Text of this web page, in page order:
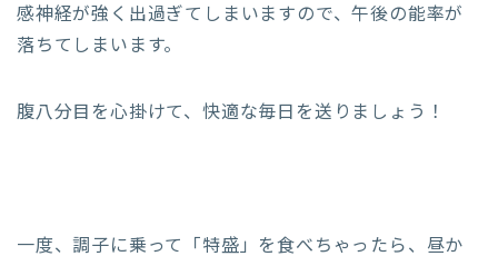
感神経が強く出過ぎてしまいますので、午後の能率が
落ちてしまいます。
腹八分目を心掛けて、快適な毎日を送りましょう！
一度、調子に乗って「特盛」を食べちゃったら、昼か